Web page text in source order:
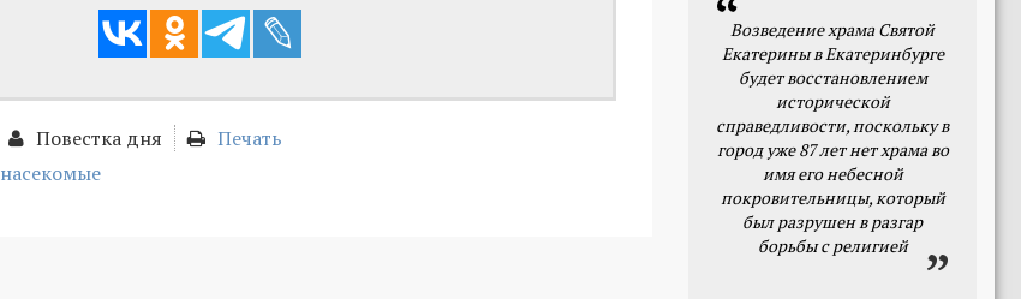
Повестка дня
Печать
насекомые
Возведение храма Святой
Екатерины в Екатеринбурге
будет восстановлением
исторической
справедливости, поскольку в
город уже 87 лет нет храма во
имя его небесной
покровительницы, который
был разрушен в разгар
борьбы с религией